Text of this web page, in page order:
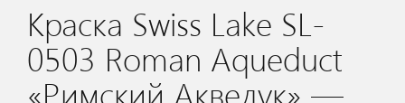
Краска Swiss Lake SL-
0503 Roman Aqueduct
«Римский Акведук» —